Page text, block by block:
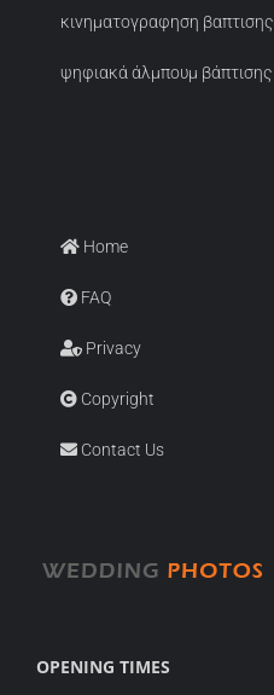
κινηματογραφηση βαπτισης
ψηφιακά άλμπουμ βάπτισης
Home
FAQ
Privacy
Copyright
Contact Us
OPENING TIMES